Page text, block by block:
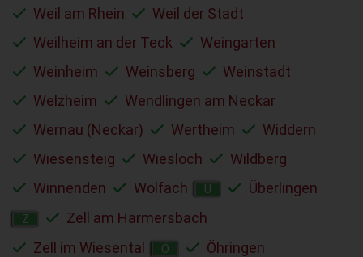
Weil am Rhein
Weil der Stadt
Weilheim an der Teck
Weingarten
Weinheim
Weinsberg
Weinstadt
Welzheim
Wendlingen am Neckar
Wernau (Neckar)
Wertheim
Widdern
Wiesensteig
Wiesloch
Wildberg
Winnenden
Wolfach Ü Überlingen
Z
Zell am Harmersbach
Zell im Wiesental
Ö
Öhringen